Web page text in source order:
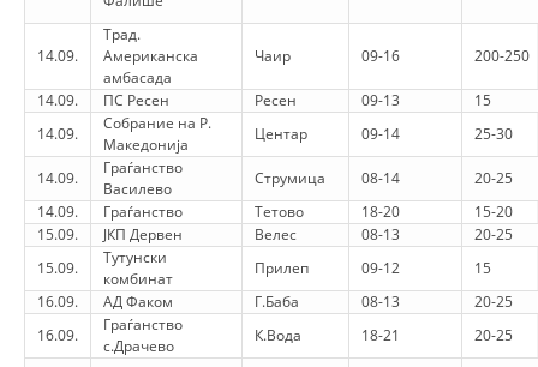
INTERNATIONAL HUMANITARIAN LAW
PROMOTION OF HUMAN VALUES
USE AND PROTECTION OF THE EMBLEM
THE SOCIAL WELFARE ACTIVITY
DISASTER PREPAREDNESS AND RESPONSE
PUBLIC RELATIONS
RESEARCH OF PUBLIC OPINION
14.09.
Трад.
Американска
амбасада
Чаир 09-16 200-250
14.09. ПС Ресен Ресен 09-13
15
14.09.
Собрание на Р.
Македонија
Центар 09-14 25-30
14.09.
Граѓанство
Василево
Струмица 08-14
20-25
14.09.
Граѓанство Тетово 18-20
15-20
15.09.
ЈКП Дервен Велес 08-13
20-25
15.09.
Тутунски
комбинат
Прилеп 09-12
15
16.09.
АД Факом Г.Баба 08-13
20-25
16.09.
Граѓанство
с.Драчево
К.Вода 18-21 20-25